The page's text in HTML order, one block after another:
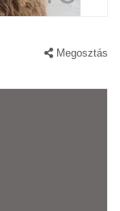
Megosztás